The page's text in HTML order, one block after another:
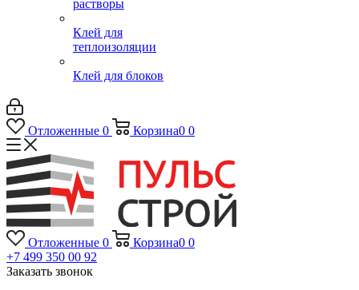
растворы
Клей для
теплоизоляции
Клей для блоков
Отложенные 0 Корзина0 0
Отложенные 0 Корзина0 0
+7 499 350 00 92
Заказать звонок